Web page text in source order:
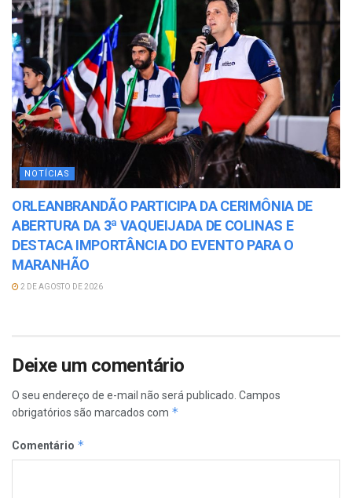
NOTÍCIAS
ORLEANBRANDÃO PARTICIPA DA CERIMÔNIA DE
ABERTURA DA 3ª VAQUEIJADA DE COLINAS E
DESTACA IMPORTÂNCIA DO EVENTO PARA O
MARANHÃO
2 DE AGOSTO DE 2026
Deixe um comentário
O seu endereço de e-mail não será publicado. Campos
obrigatórios são marcados com *
Comentário *